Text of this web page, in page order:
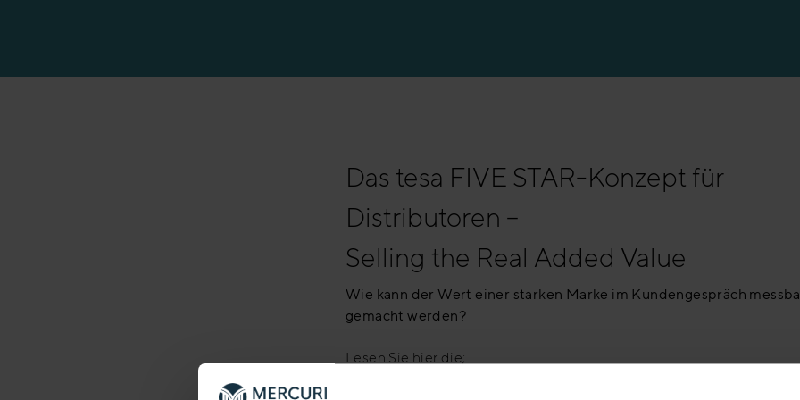
Das tesa FIVE STAR-Konzept für
Distributoren –
Selling the Real Added Value
Wie kann der Wert einer starken Marke im Kundengespräch
gemacht werden?
Lesen Sie hier die;